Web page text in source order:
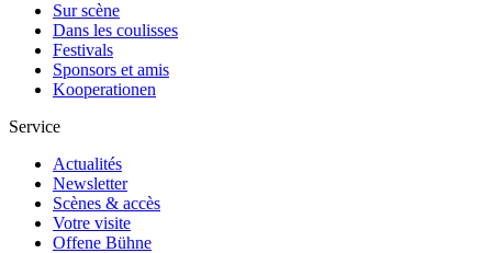
Sur scène
Dans les coulisses
Festivals
Sponsors et amis
Kooperationen
Service
Actualités
Newsletter
Scènes & accès
Votre visite
Offene Bühne